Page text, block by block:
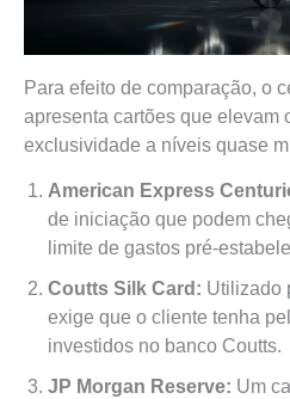
Para efeito de comparação, o
apresenta cartões que elevam
exclusividade a níveis quase
American Express
de iniciação que podem
limite de gastos pré-
Coutts Silk Card: Utilizado
exige que o cliente tenha
investidos no banco Coutts.
JP Morgan Reserve: Um